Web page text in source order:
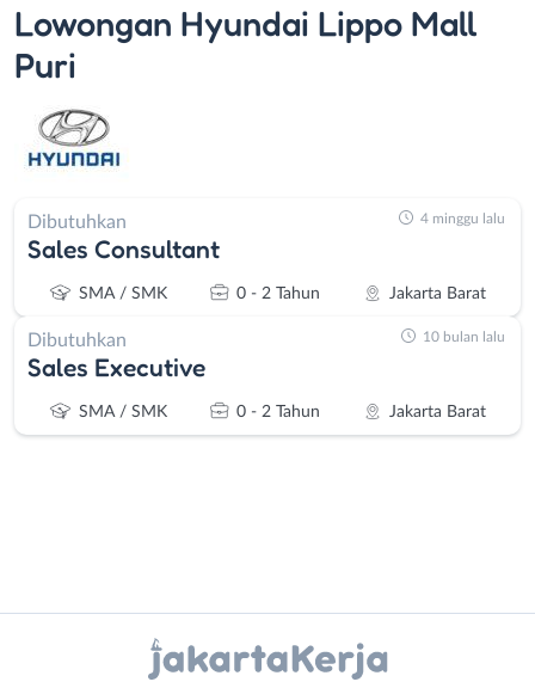
Lowongan Hyundai Lippo Mall
Puri
Dibutuhkan
Sales Consultant
SMA / SMK 0 - 2 Tahun Jakarta Barat
4 minggu lalu
Dibutuhkan
Sales Executive
SMA / SMK 0 - 2 Tahun Jakarta Barat
10 bulan lalu
Gizi
Work)
X - Twitter Telegram
Kanal Lainnya..